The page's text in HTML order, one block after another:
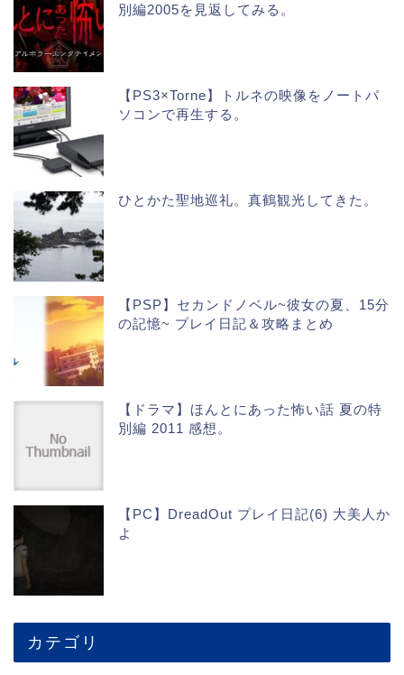
別編2005を見返してみる。
【PS3×Torne】トルネの映像をノートパ
ソコンで再生する。
ひとかた聖地巡礼。真鶴観光してきた。
【PSP】セカンドノベル~彼女の夏、15分
の記憶~ プレイ日記＆攻略まとめ
【ドラマ】ほんとにあった怖い話 夏の特
別編 2011 感想。
【PC】DreadOut プレイ日記(6) 大美人か
よ
カテゴリ